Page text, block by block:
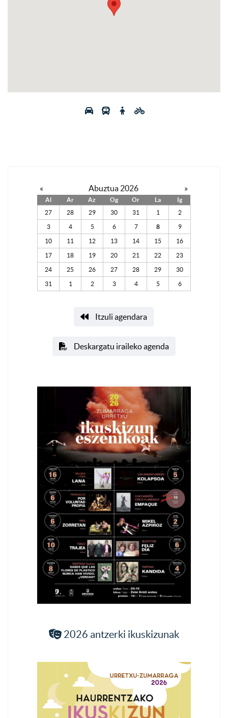
« Abuztua 2026 »
Al Ar Az Og Or La
Ig
27
28 29 30 31 1 2
3 4 5 6 7 8 9
10 11 12 13 14 15 16
17 18 19 20 21 22 23
24 25 26 27 28 29 30
31 1 2 3 4 5 6
Itzuli agendara
Deskargatu iraileko agenda
2026 antzerki ikuskizunak